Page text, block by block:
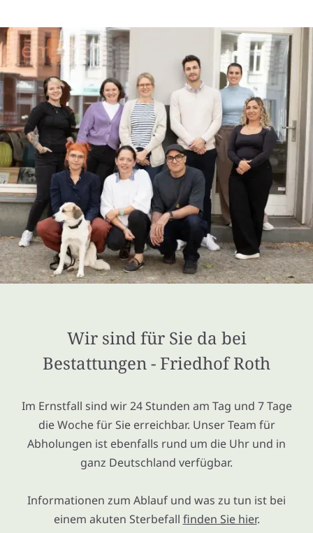
Wir sind für Sie da bei
Bestattungen - Friedhof Roth
Im Ernstfall sind wir 24 Stunden am Tag und 7 Tage
die Woche für Sie erreichbar. Unser Team für
Abholungen ist ebenfalls rund um die Uhr und in
ganz Deutschland verfügbar.
Informationen zum Ablauf und was zu tun ist bei
einem akuten Sterbefall finden Sie hier.